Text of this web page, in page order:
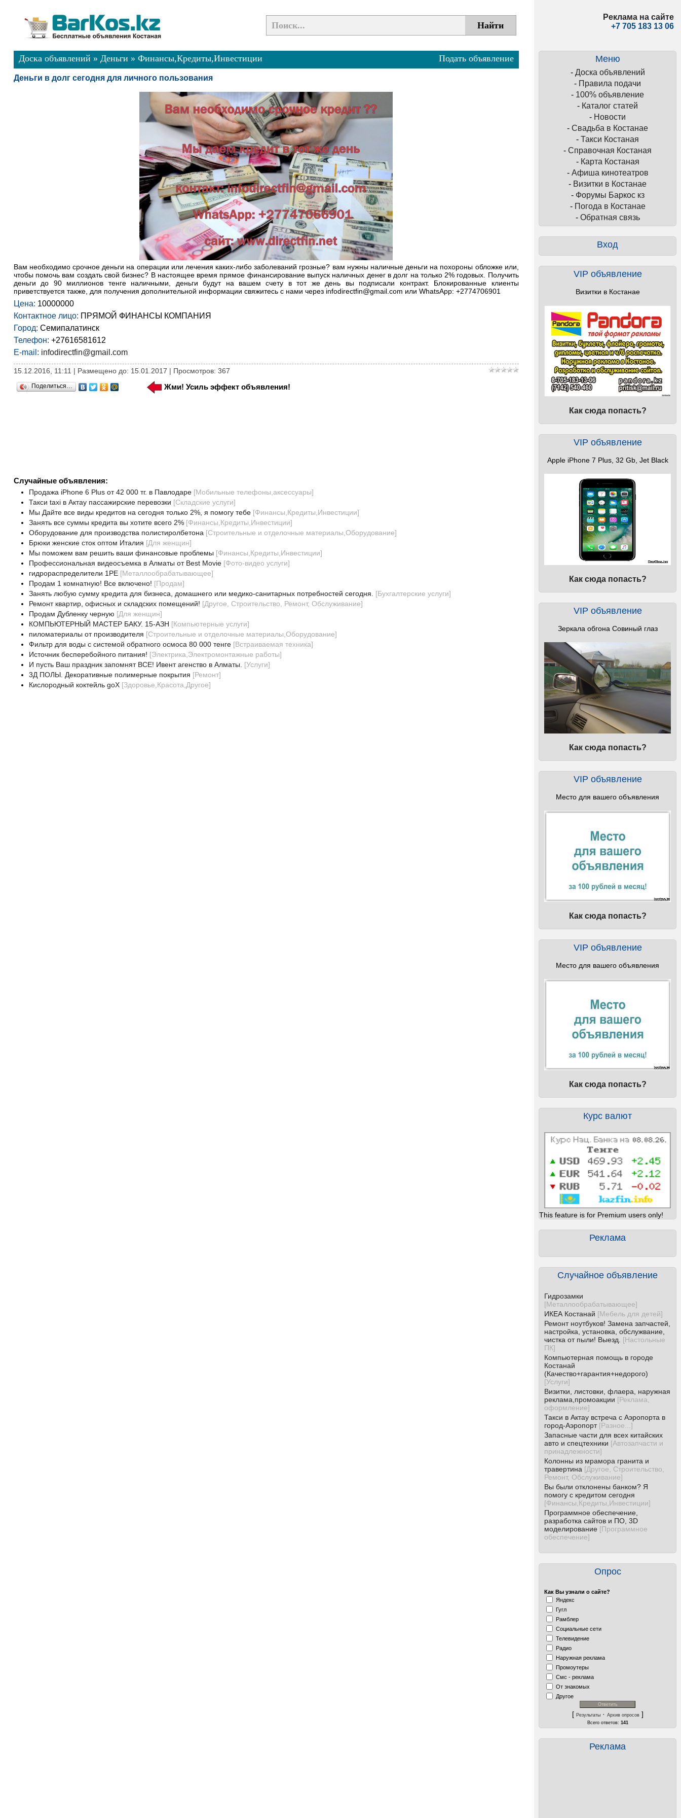
Реклама на сайте
+7 705 183 13 06
Меню
- Доска объявлений
- Правила подачи
- 100% объявление
- Каталог статей
- Новости
- Свадьба в Костанае
- Такси Костаная
- Справочная Костаная
- Карта Костаная
- Афиша кинотеатров
- Визитки в Костанае
- Форумы Баркос кз
- Погода в Костанае
- Обратная связь
Вход
VIP объявление
Визитки в Костанае
Как сюда попасть?
VIP объявление
Apple iPhone 7 Plus, 32 Gb, Jet Black
Как сюда попасть?
VIP объявление
Зеркала обгона Совиный глаз
Как сюда попасть?
VIP объявление
Место для вашего объявления
Как сюда попасть?
VIP объявление
Место для вашего объявления
Как сюда попасть?
Курс валют
This feature is for Premium users only!
Реклама
Случайное объявление
Гидрозамки
[Металлообрабатывающее]
ИКЕА Костанай [Мебель для детей]
Ремонт ноутбуков! Замена запчастей,
настройка, установка, обслужвание,
чистка от пыли! Выезд.
[Настольные
ПК]
Компьютерная помощь в городе
Костанай
(Качество+гарантия+недорого)
[Услуги]
Визитки, листовки, флаера, наружная
реклама,промоакции [Реклама,
оформление]
Такси в Актау встреча с Аэропорта в
город-Аэропорт [Разное... ]
Запасные части для всех китайских
авто и спецтехники [Автозапчасти и
принадлежности]
Колонны из мрамора гранита и
травертина [Другое, Строительство,
Ремонт, Обслуживание]
Вы были отклонены банком? Я
помогу с кредитом сегодня
[Финансы,Кредиты,Инвестиции]
Программное обеспечение,
разработка сайтов и ПО, 3D
моделирование [Программное
обеспечение]
Опрос
Как Вы узнали о сайте?
Яндекс
Гугл
Рамблер
Социальные сети
Телевидение
Радио
Наружная реклама
Промоутеры
Смс - реклама
От знакомых
Другое
[ Результаты· Архив опросов]
Всего ответов: 141
Реклама
Подать объявление
Доска объявлений » Деньги » Финансы,Кредиты,Инвестиции
Деньги в долг сегодня для личного пользования
Вам необходимо срочное деньги на операции или лечения каких-либо заболеваний грозные? вам нужны наличные деньги на похороны обложке или,
чтобы помочь вам создать свой бизнес? В настоящее время прямое финансирование выпуск наличных денег в долг на только 2% годовых. Получить
деньги до 90 миллионов тенге наличными, деньги будут на вашем счету в тот же день вы подписали контракт. Блокированные клиенты
приветствуется также, для получения дополнительной информации свяжитесь с нами через infodirectfin@gmail.com или WhatsApp: +2774706901
Цена: 10000000
Контактное лицо: ПРЯМОЙ ФИНАНСЫ КОМПАНИЯ
Город: Семипалатинск
Телефон: +27616581612
E-mail: infodirectfin@gmail.com
15.12.2016, 11:11 | Размещено до: 15.01.2017 | Просмотров: 367
Поделиться… Жми! Усиль эффект объявления!
Случайные объявления:
Продажа iPhone 6 Plus от 42 000 тг. в Павлодаре [Мобильные телефоны,аксессуары]
Такси taxi в Актау пассажирские перевозки [Складские услуги]
Мы Дайте все виды кредитов на сегодня только 2%, я помогу тебе [Финансы,Кредиты,Инвестиции]
Занять все суммы кредита вы хотите всего 2% [Финансы,Кредиты,Инвестиции]
Оборудование для производства полистиролбетона [Строительные и отделочные материалы,Оборудование]
Брюки женские сток оптом Италия [Для женщин]
Мы поможем вам решить ваши финансовые проблемы [Финансы,Кредиты,Инвестиции]
Профессиональная видеосъемка в Алматы от Best Movie [Фото-видео услуги]
гидрораспределители 1РЕ [Металлообрабатывающее]
Продам 1 комнатную! Все включено! [Продам]
Занять любую сумму кредита для бизнеса, домашнего или медико-санитарных потребностей сегодня. [Бухгалтерские услуги]
Ремонт квартир, офисных и складских помещений! [Другое, Строительство, Ремонт, Обслуживание]
Продам Дубленку черную [Для женщин]
КОМПЬЮТЕРНЫЙ МАСТЕР БАКУ. 15-АЗН [Компьютерные услуги]
пиломатериалы от производителя [Строительные и отделочные материалы,Оборудование]
Фильтр для воды с системой обратного осмоса 80 000 тенге [Встраиваемая техника]
Источник бесперебойного питания! [Электрика,Электромонтажные работы]
И пусть Ваш праздник запомнят ВСЕ! Ивент агенство в Алматы. [Услуги]
3Д ПОЛЫ. Декоративные полимерные покрытия [Ремонт]
Кислородный коктейль goX [Здоровье,Красота,Другое]